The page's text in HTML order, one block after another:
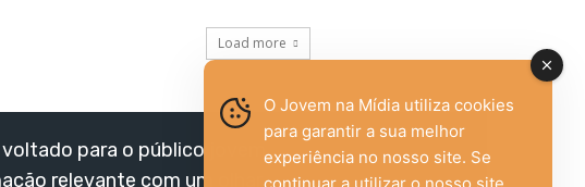
Load more
para o público jovem,
relevante com um olhar
O Jovem na Mídia utiliza cookies
para garantir a sua melhor
experiência no nosso site. Se